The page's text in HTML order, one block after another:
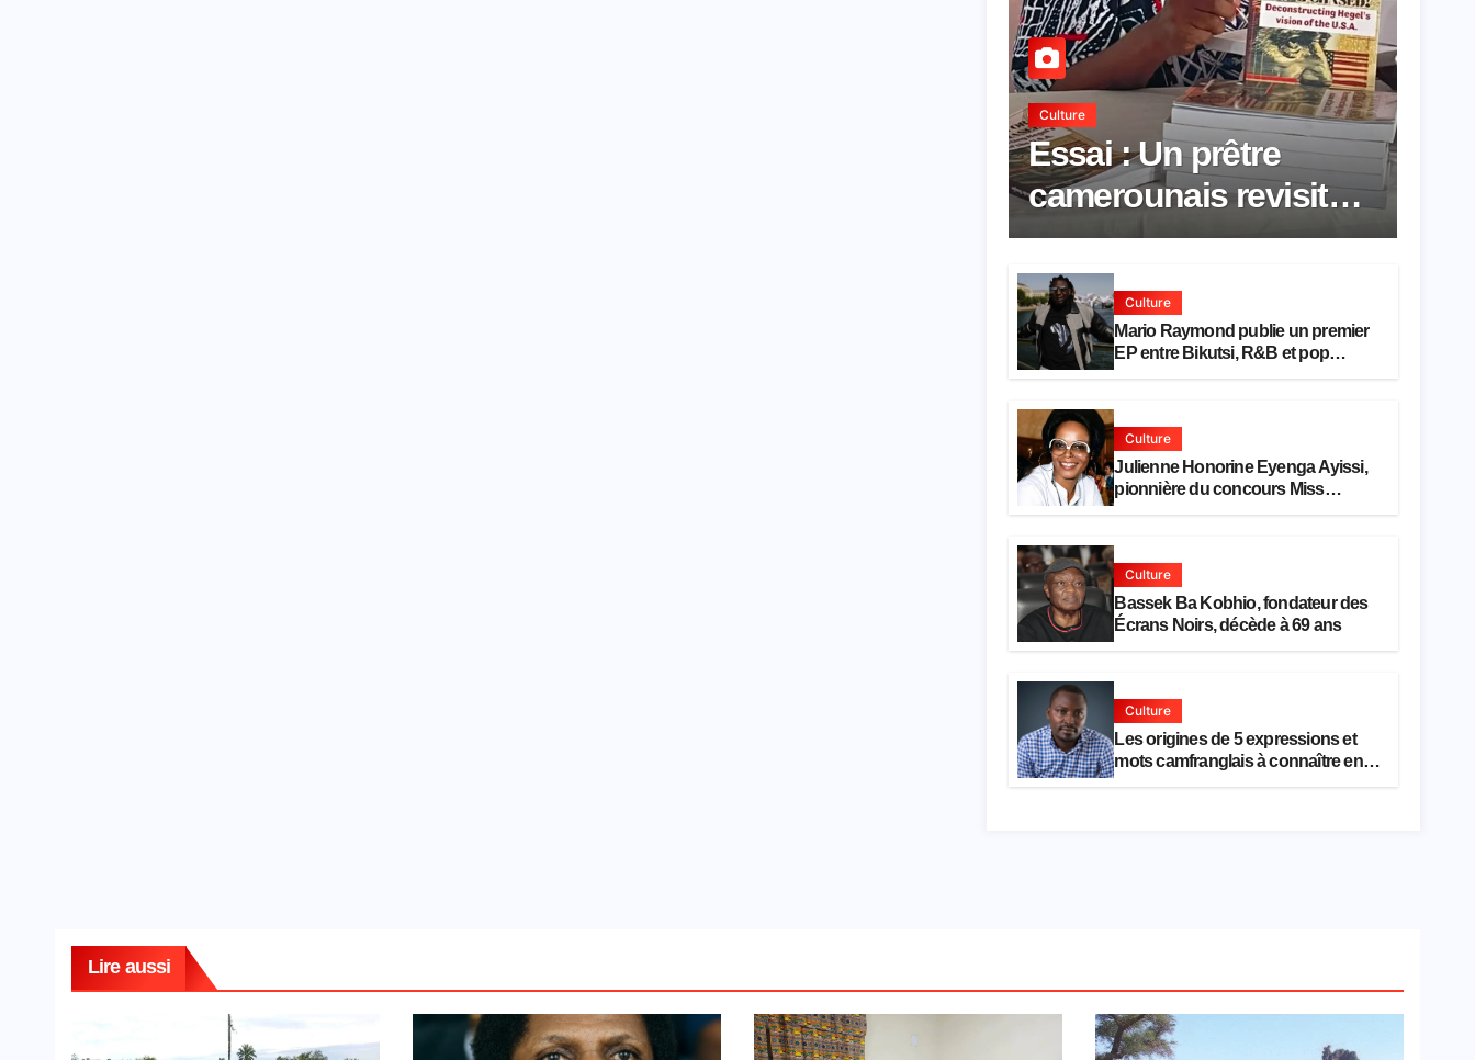
Culture
Essai : Un prêtre
camerounais revisite
la pensée de Hegel à
travers le rêve
américain
Culture
Mario Raymond publie un premier
EP entre Bikutsi, R&B et pop
Culture
Julienne Honorine Eyenga Ayissi,
pionnière du concours Miss
Culture
Bassek Ba Kobhio, fondateur des
Écrans Noirs, décède à 69 ans
Culture
Les origines de 5 expressions et
mots camfranglais à connaître en
Lire aussi